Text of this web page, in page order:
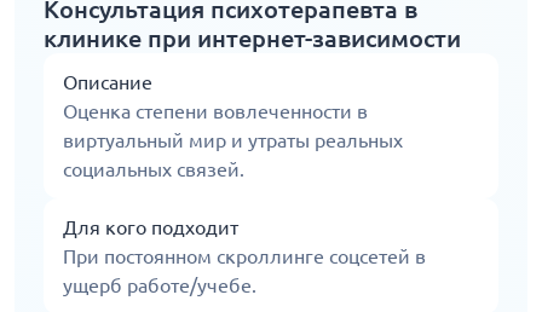
Консультация психотерапевта в
клинике при интернет-зависимости
Описание
Оценка степени вовлеченности в
виртуальный мир и утраты реальных
социальных связей.
Для кого подходит
При постоянном скроллинге соцсетей в
ущерб работе/учебе.